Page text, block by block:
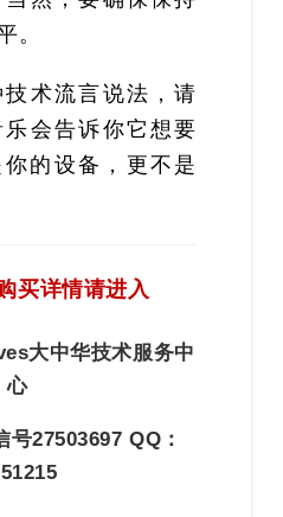
术流言说法，请
会告诉你它想要
的设备，更不是
买详情请进入
大中华技术服务中
心
27503697 QQ：